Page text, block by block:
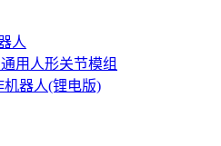
人
通用人形关节模组
器人(锂电版)